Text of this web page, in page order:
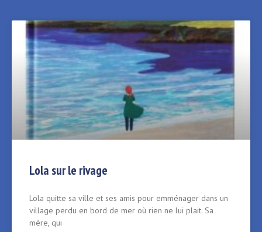
Lola sur le rivage
Lola quitte sa ville et ses amis pour emménager dans un
village perdu en bord de mer où rien ne lui plait. Sa
mère, qui